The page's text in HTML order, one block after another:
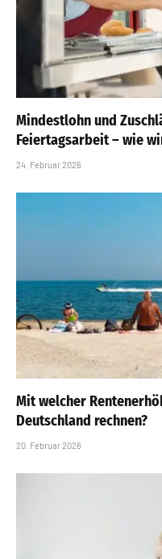
Mindestlohn und
Feiertagsarbeit – wie
24. Februar 2026
Mit welcher
Deutschland rechnen?
20. Februar 2026